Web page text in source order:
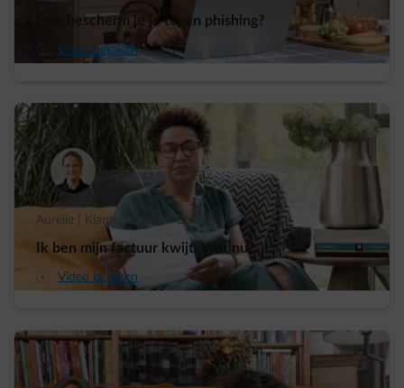
Hoe bescherm je je tegen phishing?
arrow-play-fwd Video bekijken
Aurélie | Klantenadviseur ENGIE
Ik ben mijn factuur kwijt. Wat nu?
arrow-play-fwd Video bekijken